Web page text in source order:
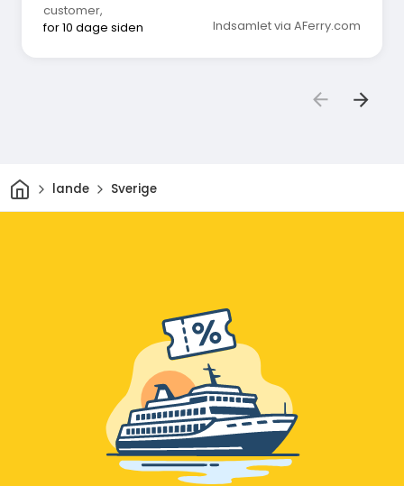
customer,
for 10 dage siden
Indsamlet via AFerry.com
Hjemlande Sverige